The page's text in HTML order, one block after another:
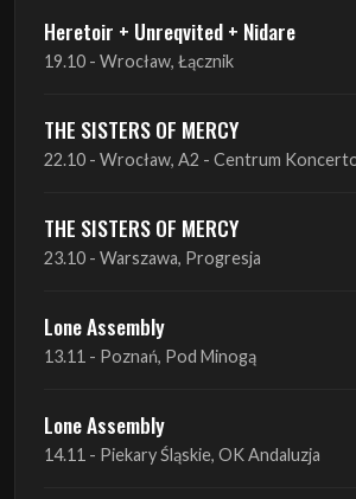
Heretoir + Unreqvited + Nidare
19.10 - Wrocław, Łącznik
THE SISTERS OF MERCY
22.10 - Wrocław, A2 - Centrum
THE SISTERS OF MERCY
23.10 - Warszawa, Progresja
Lone Assembly
13.11 - Poznań, Pod Minogą
Lone Assembly
14.11 - Piekary Śląskie, OK Andaluzja